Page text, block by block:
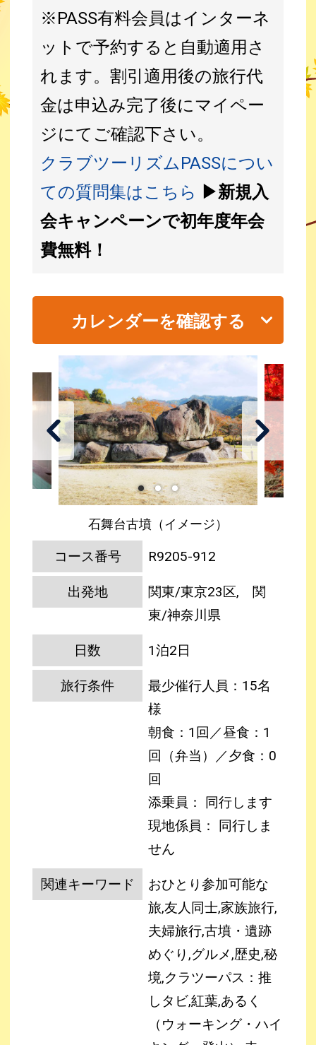
※PASS有料会員はインターネ
ットで予約すると自動適用さ
れます。割引適用後の旅行代
金は申込み完了後にマイペー
ジにてご確認下さい。
クラブツーリズムPASSについ
ての質問集はこちら ▶新規入
会キャンペーンで初年度年会
費無料！
カレンダーを確認する
石舞台古墳（イメージ）
コース番号 R9205-912
出発地
関東/東京23区, 関
東/神奈川県
日数 1泊2日
旅行条件
最少催行人員：15名
様
朝食：1回／昼食：1
回（弁当）／夕食：0
回
添乗員： 同行します
現地係員： 同行しま
せん
関連キーワード
おひとり参加可能な
旅,友人同士,家族旅行,
夫婦旅行,古墳・遺跡
めぐり,グルメ,歴史,秘
境,クラツーパス：推
しタビ,紅葉,あるく
（ウォーキング・ハイ